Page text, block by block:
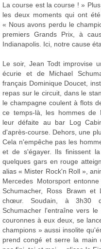
La course est la course ! »
les deux moments qui ont
« Nous avons perdu le
premiers Grands Prix, à
Indianapolis. Ici, notre cause
Le soir, Jean Todt improvise
écurie et de Michael
français Dominique Doucet,
repas sur le circuit, dans le
le champagne coulent à flots
ce temps-là, les hommes de
leur défaite au bar Log
d'après-course. Dehors, une
Cela n'empêche pas les
et de s'égayer. Ils finissent
quelques gars en rouge
alias « Mister Rock'n Roll »,
Mercedes Motorsport
Schumacher, Ross Brawn et
chœur. Soudain, à 3h30
Schumacher l'entraîne vers
couronnes à eux deux, se
champions » aussi insolite
prend congé et serre la main